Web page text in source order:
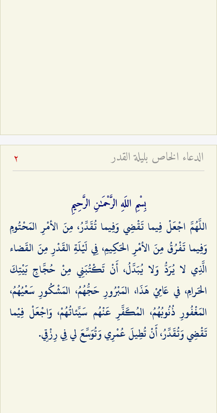
الدعاء الخاص بليلة القدر 2
بِسْمِ اللَهِ الرَّحْمَـٰنِ الرَّحِيمِ
اللَّهُمَّ اجْعَلْ فِيما تَقْضِي وَفِيما تُقَدِّرُ، مِنَ الأمْرِ المَحْتُومِ
وَفِيما تَفْرُقُ مِنَ الأمْرِ الحَكِيمِ، فِي لَيْلَةِ القَدْرِ مِنَ القَضاء
الَّذِي لا يُرَدُّ وَلا يُبَدَّلُ، أَنْ تَكْتُبَنِي مِنْ حُجَّاجِ بَيْتِكَ
الحَرامِ، في عَامِيْ هَذَا، المَبْرُورِ حَجُّهُمُ، المَشْكُورِ سَعْيُهُمُ،
المَغْفُورِ ذُنُوبُهُمُ، المُكَفَّرِ عَنْهُم سَيِّئاتُهُمْ، وَاجْعَلْ فِيْما
تَقْضِي وَتُقَدِّرُ، أَنْ تُطِيلَ عُمْرِي وَتُوَسِّعَ لي فِي رِزْقِي.